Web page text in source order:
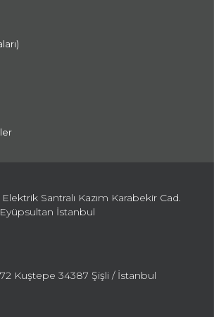
Santralı Kazım Karabekir Cad.
İstanbul
Kuştepe 34387 Şişli / İstanbul